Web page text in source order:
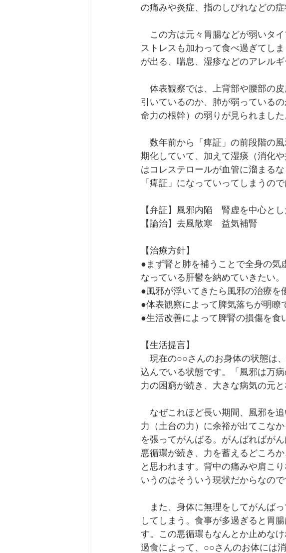
の痛みや炎症、指のしびれなどの
この方は元々胃腸などが弱いタイ
ストレスも加わって食べ過ぎてし
が出る、喘息、湿疹などのアレルギ
体表観察では、上背部や腰部の
引いているのか、肺が弱っている
命力の根幹）の弱りが見られまし
数年前から「痺証」の前段階の
期化していて、加えて湿痰（消化
はコレステロールが血管に溜まる
「痺証」になっていってしまうの
【弁証】風邪内陥　腎虚を中心と
【論治】去風散寒　益気補腎
【治療方針】
●まず腎と肺を補うことで全身の気
なっている肝鬱を納めていきたい。
●風邪が浮いてきたら風邪の治療を
●体表観察によって脾気落ちが明瞭
●生活改善によって脾腎の損傷を食
【生活提言】
現在の○○さんのお身体の状態は
込んでいる状態です。「風邪は万
力の困窮が続き、大きな病気の元と
なぜこれほど長い期間、風邪を
力（土台の力）に余裕が出てこな
を張ってがんばる。がんばればが
悪循環が続き、力を蓄えるどころ
と思われます。背中の痛みや肩こ
いうのはそういう現状だからなので
また、身体に無理をしてがんば
してしまう。食事が多過ぎると胃
す。この悪循環もなんとか止めなけ
過食によって、○○さんのお体には